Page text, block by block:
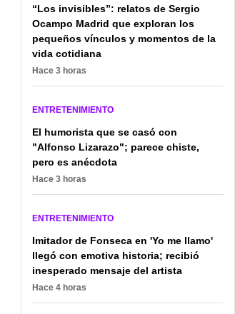
Desfile en traje de baño
del Miss Universe
imponente parque
acuático
“Los invisibles”: relatos de Sergio
Ocampo Madrid que exploran los
pequeños vínculos y momentos de la
vida cotidiana
Hace 3 horas
ENTRETENIMIENTO
El humorista que se casó con
"Alfonso Lizarazo"; parece chiste,
pero es anécdota
Hace 3 horas
ENTRETENIMIENTO
Imitador de Fonseca en 'Yo me llamo'
llegó con emotiva historia; recibió
inesperado mensaje del artista
Hace 4 horas